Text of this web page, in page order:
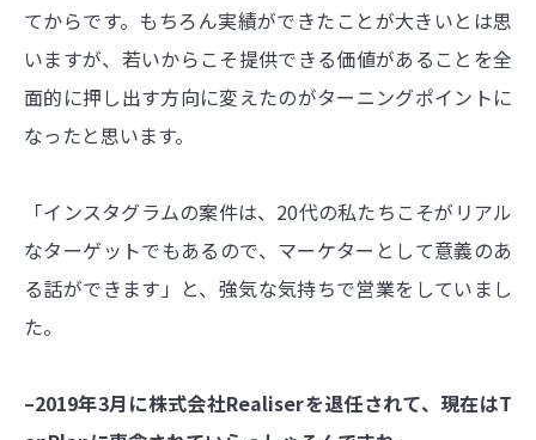
てからです。もちろん実績ができたことが大きいとは思
いますが、若いからこそ提供できる価値があることを全
面的に押し出す方向に変えたのがターニングポイントに
なったと思います。
「インスタグラムの案件は、20代の私たちこそがリアル
なターゲットでもあるので、マーケターとして意義のあ
る話ができます」と、強気な気持ちで営業をしていまし
た。
–2019年3月に株式会社Realiserを退任されて、現在はT